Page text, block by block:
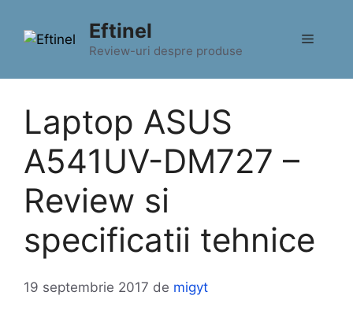
conținut
Eftinel
Review-uri despre produse
Meniu
Laptop ASUS
A541UV-DM727 –
Review si
specificatii tehnice
19 septembrie 2017 de migyt